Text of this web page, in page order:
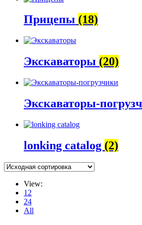
Прицепы (18)
Экскаваторы (20)
Экскаваторы-
lonking catalog (2)
View:
12
24
All